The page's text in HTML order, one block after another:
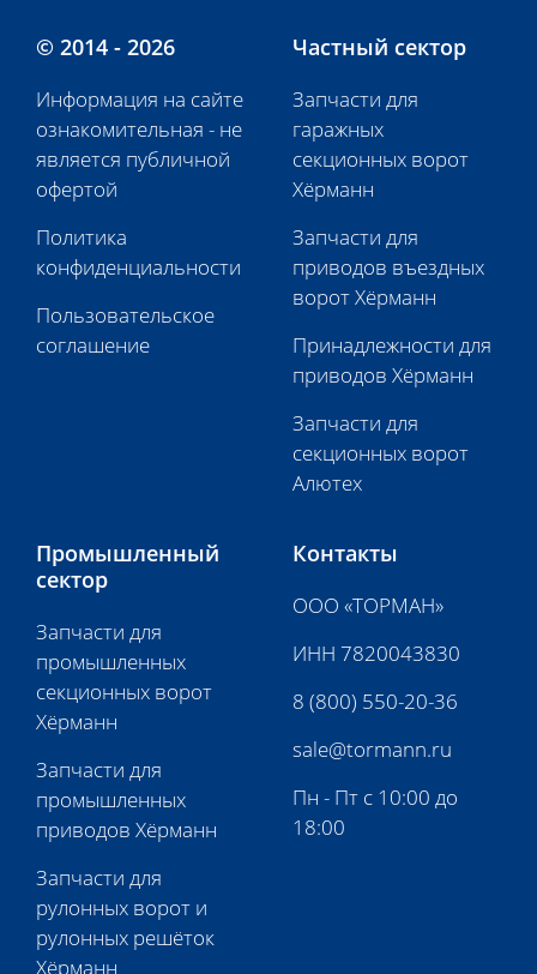
© 2014 - 2026
Информация на сайте
ознакомительная - не
является публичной
офертой
Политика
конфиденциальности
Пользовательское
соглашение
Частный сектор
Запчасти для
гаражных
секционных ворот
Хёрманн
Запчасти для
приводов въездных
ворот Хёрманн
Принадлежности для
приводов Хёрманн
Запчасти для
секционных ворот
Алютех
Промышленный
сектор
Запчасти для
промышленных
секционных ворот
Хёрманн
Запчасти для
промышленных
приводов Хёрманн
Запчасти для
рулонных ворот и
рулонных решёток
Хёрманн
Контакты
ООО «ТОРМАН»
ИНН 7820043830
8 (800) 550-20-36
sale@tormann.ru
Пн - Пт с 10:00 до
18:00